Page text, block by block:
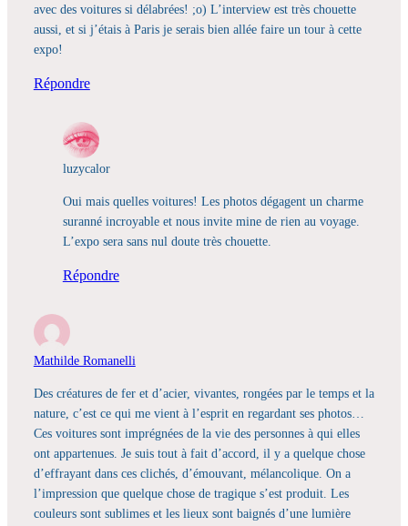
avec des voitures si délabrées! ;o) L’interview est très chouette
aussi, et si j’étais à Paris je serais bien allée faire un tour à cette
expo!
Répondre
luzycalor
Oui mais quelles voitures! Les photos dégagent un charme
suranné incroyable et nous invite mine de rien au voyage.
L’expo sera sans nul doute très chouette.
Répondre
Mathilde Romanelli
Des créatures de fer et d’acier, vivantes, rongées par le temps et la
nature, c’est ce qui me vient à l’esprit en regardant ses photos…
Ces voitures sont imprégnées de la vie des personnes à qui elles
ont appartenues. Je suis tout à fait d’accord, il y a quelque chose
d’effrayant dans ces clichés, d’émouvant, mélancolique. On a
l’impression que quelque chose de tragique s’est produit. Les
couleurs sont sublimes et les lieux sont baignés d’une lumière